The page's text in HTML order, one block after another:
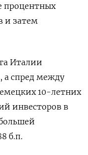
процентных
и затем
Италии
а спред между
10-летних
инвесторов в
б.п.